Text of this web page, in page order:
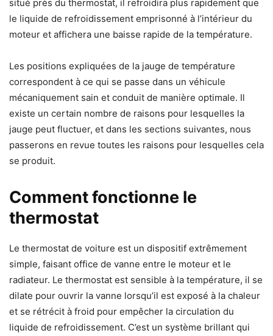
situé près du thermostat, il refroidira plus rapidement que
le liquide de refroidissement emprisonné à l’intérieur du
moteur et affichera une baisse rapide de la température.
Les positions expliquées de la jauge de température
correspondent à ce qui se passe dans un véhicule
mécaniquement sain et conduit de manière optimale. Il
existe un certain nombre de raisons pour lesquelles la
jauge peut fluctuer, et dans les sections suivantes, nous
passerons en revue toutes les raisons pour lesquelles cela
se produit.
Comment fonctionne le
thermostat
Le thermostat de voiture est un dispositif extrêmement
simple, faisant office de vanne entre le moteur et le
radiateur. Le thermostat est sensible à la température, il se
dilate pour ouvrir la vanne lorsqu’il est exposé à la chaleur
et se rétrécit à froid pour empêcher la circulation du
liquide de refroidissement. C’est un système brillant qui